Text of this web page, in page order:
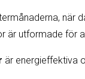
när
är utformade för
är energieffektiva